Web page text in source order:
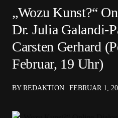
„Wozu Kunst?“
Dr. Julia Galandi-
Carsten Gerhard
Februar, 19 Uhr)
BY REDAKTION FEBRUAR 1,